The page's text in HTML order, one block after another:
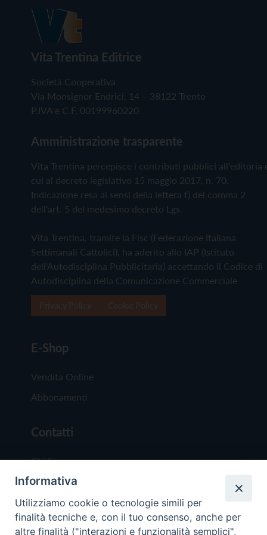
Vita Trentina Editrice
Società Cooperativa
Via Monsignor Endrici, 14 – 38122 Trento
P.IVA e C.F. 00199960220
Amministrazione trasparente
Vita Trentina percepisce i contributi pubblici all'editoria
cui al decreto legislativo 15 maggio 2017, n. 70.
Indicazione resa ai sensi della lettera f) del comma 2
dell'art. 5 del medesimo decreto Lgs.
Vita Trentina, tramite la Fisc (Federazione Italiana
Settimanali Cattolici), ha aderito allo IAP (Istituto
dell'Autodisciplina Pubblicitaria) accettando il Codice di
Autodisciplina della Comunicazione Commerciale
E-Shop
Vendita Online
Abbonamenti
Contatti
Chi Siamo
Redazione
Scrivici
Informativa
Utilizziamo cookie o tecnologie simili per
finalità tecniche e, con il tuo consenso, anche per
altre finalità ("interazioni e funzionalità semplici",